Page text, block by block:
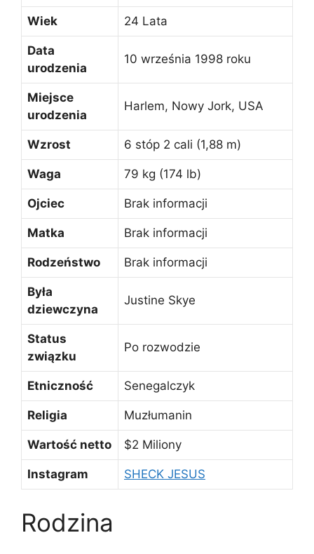
Wiek 24 Lata
Data
urodzenia
10 września 1998 roku
Miejsce
urodzenia
Harlem, Nowy Jork, USA
Wzrost 6 stóp 2 cali (1,88 m)
Waga 79 kg (174 lb)
Ojciec Brak informacji
Matka Brak informacji
Rodzeństwo Brak informacji
Była
dziewczyna
Justine Skye
Status
związku
Po rozwodzie
Etniczność Senegalczyk
Religia Muzłumanin
Wartość netto $2 Miliony
Instagram SHECK JESUS
Rodzina